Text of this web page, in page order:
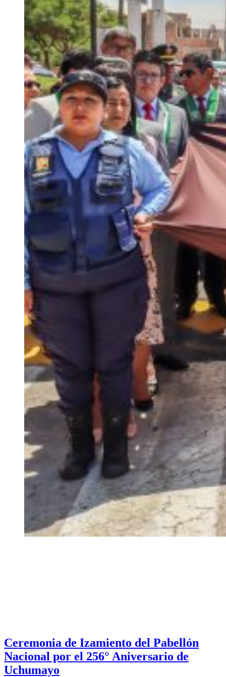
Ceremonia de Izamiento del Pabellón
Nacional por el 256° Aniversario de
Uchumayo